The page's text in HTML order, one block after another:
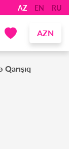
AZ EN RU
AZN
Qarışıq